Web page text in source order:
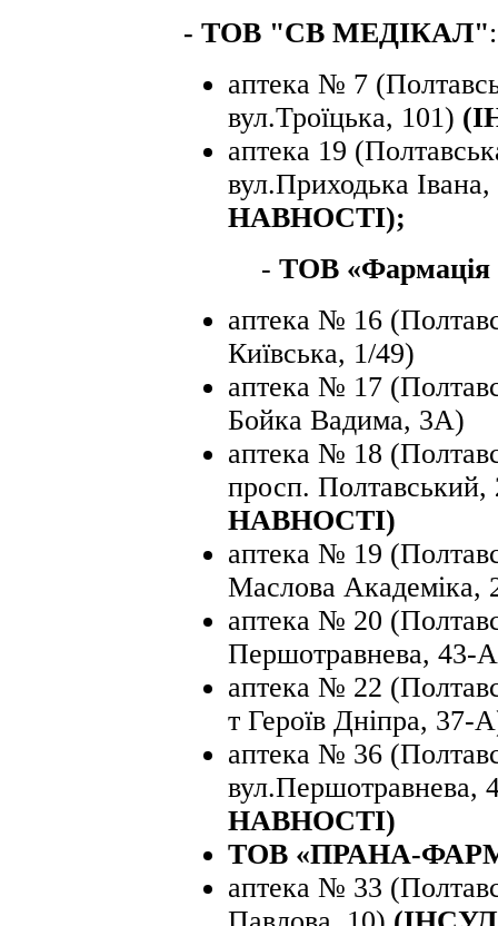
- ТОВ "СВ МЕДІКАЛ":
аптека № 7
вул.Троїцька, 101)
аптека 19
вул.Приходька
НАВНОСТІ);
- ТОВ «Фармація
аптека № 16
Київська, 1/49)
аптека № 17
Бойка Вадима, 3А)
аптека № 18
просп. Полтавський,
НАВНОСТІ)
аптека № 19
Маслова Академіка,
аптека № 20
Першотравнева, 43-
аптека № 22
т Героїв Дніпра, 37-
аптека № 36
вул.Першотравнева,
НАВНОСТІ)
ТОВ «ПРАНА-
аптека № 33